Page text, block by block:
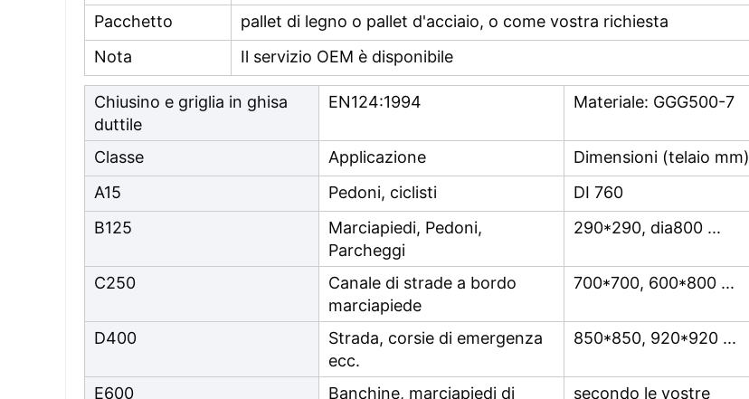
Pacchetto
pallet di legno o pallet d'acciaio, o come vostra richiesta
Nota
Il servizio OEM è disponibile
Chiusino e griglia in ghisa
duttile
EN124:1994 Materiale: GGG500-7
Classe Applicazione
Dimensioni (telaio mm)
A15
Pedoni, ciclisti
DI 760
B125
Marciapiedi, Pedoni,
Parcheggi
290*290, dia800 ...
C250
Canale di strade a bordo
marciapiede
700*700, 600*800 ...
D400
Strada, corsie di emergenza
ecc.
850*850, 920*920 ...
E600
Banchine, marciapiedi di
secondo le vostre